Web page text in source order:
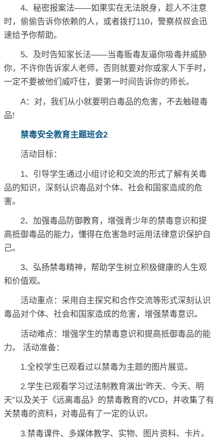
4、秘密报案法——如果实在无法脱身，趁人不注意
时，偷偷告诉你依赖的人，或者拨打110，警察叔叔会迅
速给予你帮助。
5、及时告知家长法——当毒贩毒友逼你吸毒并威胁
你，不许你告诉家人老师，否则就要对你或家人下手时，
一定不要被他们威吓住，要第一时间告诉你的师长。
A：对，我们从小就要明白毒品的危害，不去触碰毒
品!
禁毒安全教育主题班会2
活动目标：
1、引导学生通过小组讨论和交流的形式了解有关毒
品的知识，深刻认识毒品对个体、社会和国家造成的危
害。
2、加强毒品防御教育，增强青少年的禁毒意识和提
高抵御毒品的能力，懂得在危害急时运用法律意识保护自
己。
3、弘扬禁毒精神，帮助学生树立积极健康的人生观
和价值观。
活动重点：采用自主探究和合作交流等形式深刻认识
毒品对个体、社会和国家造成的危害，增强禁毒意识。
活动难点：增强学生的禁毒意识和提高抵御毒品的能
力。 活动准备：
1.全校学生已观看过以禁毒为主题的图片展览。
2.学生已观看学习过法制教育演出“昨天、今天、明
天”以及关于《远离毒品》的禁毒教育的VCD，并收集了有
关禁毒的资料，对毒品有了一定的认识。
3.禁毒课件、多媒体教学、实物、图片资料、卡片。